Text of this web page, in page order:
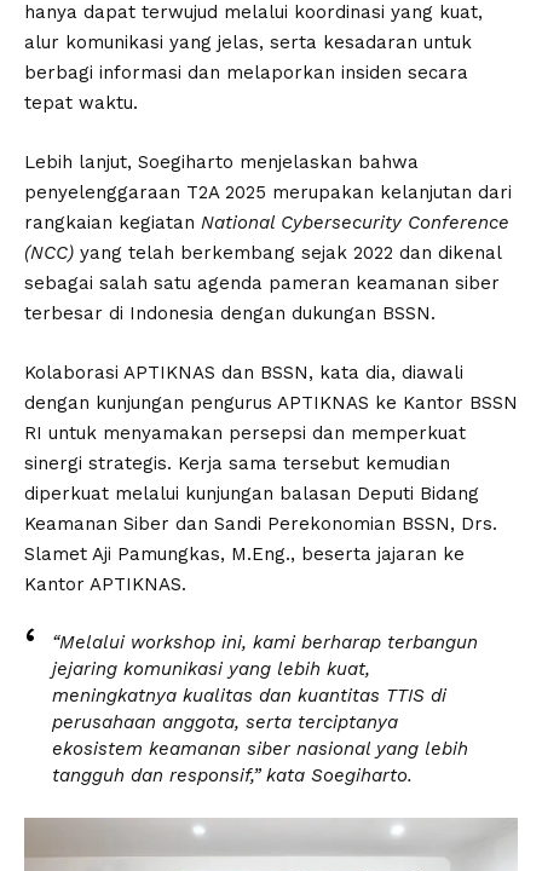
hanya dapat terwujud melalui koordinasi yang kuat,
alur komunikasi yang jelas, serta kesadaran untuk
berbagi informasi dan melaporkan insiden secara
tepat waktu.
Lebih lanjut, Soegiharto menjelaskan bahwa
penyelenggaraan T2A 2025 merupakan kelanjutan dari
rangkaian kegiatan National Cybersecurity Conference
(NCC) yang telah berkembang sejak 2022 dan dikenal
sebagai salah satu agenda pameran keamanan siber
terbesar di Indonesia dengan dukungan BSSN.
Kolaborasi APTIKNAS dan BSSN, kata dia, diawali
dengan kunjungan pengurus APTIKNAS ke Kantor BSSN
RI untuk menyamakan persepsi dan memperkuat
sinergi strategis. Kerja sama tersebut kemudian
diperkuat melalui kunjungan balasan Deputi Bidang
Keamanan Siber dan Sandi Perekonomian BSSN, Drs.
Slamet Aji Pamungkas, M.Eng., beserta jajaran ke
Kantor APTIKNAS.
“Melalui workshop ini, kami berharap terbangun
jejaring komunikasi yang lebih kuat,
meningkatnya kualitas dan kuantitas TTIS di
perusahaan anggota, serta terciptanya
ekosistem keamanan siber nasional yang lebih
tangguh dan responsif,” kata Soegiharto.